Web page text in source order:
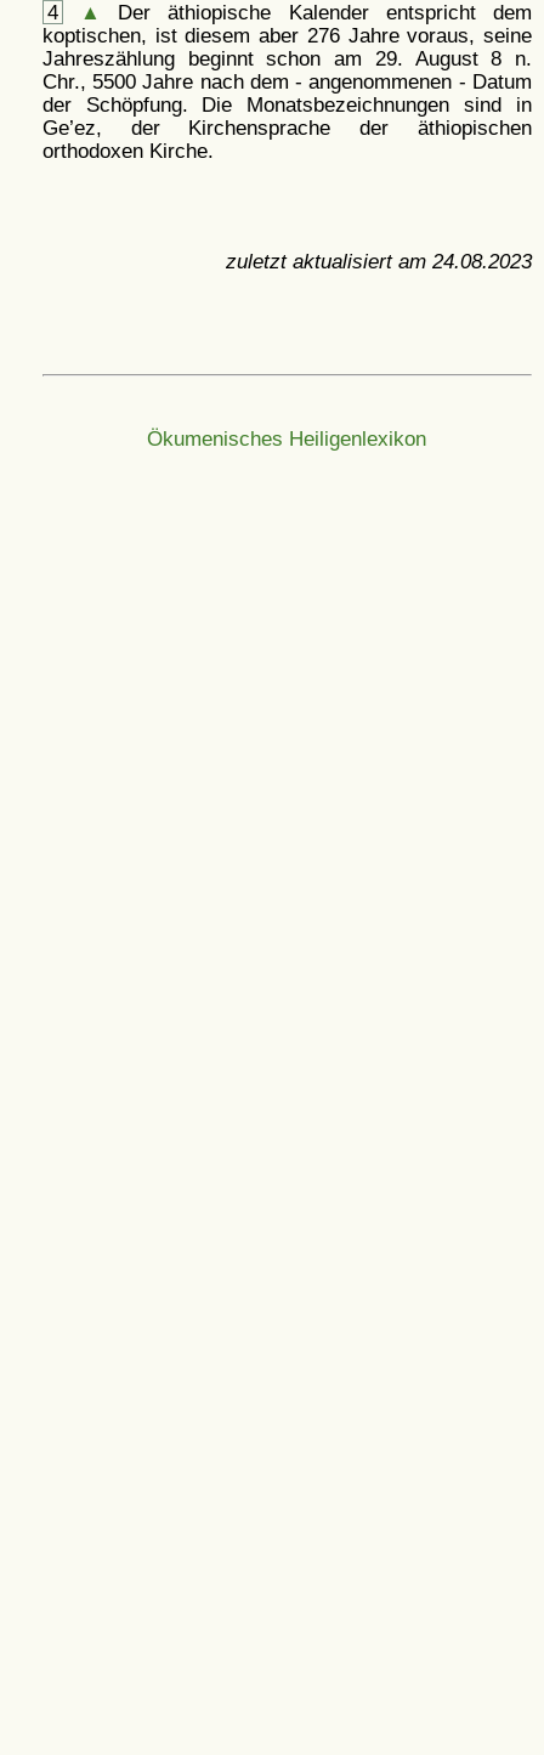
4
▲
Der äthiopische Kalender entspricht dem
koptischen, ist diesem aber 276 Jahre voraus, seine
Jahreszählung beginnt schon am 29. August 8 n.
Chr., 5500 Jahre nach dem - angenommenen - Datum
der Schöpfung. Die Monatsbezeichnungen sind in
Ge’ez, der Kirchensprache der äthiopischen
orthodoxen Kirche.
zuletzt aktualisiert am 24.08.2023
Ökumenisches Heiligenlexikon